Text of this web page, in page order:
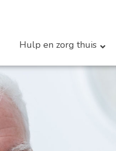
Hulp en zorg thuis